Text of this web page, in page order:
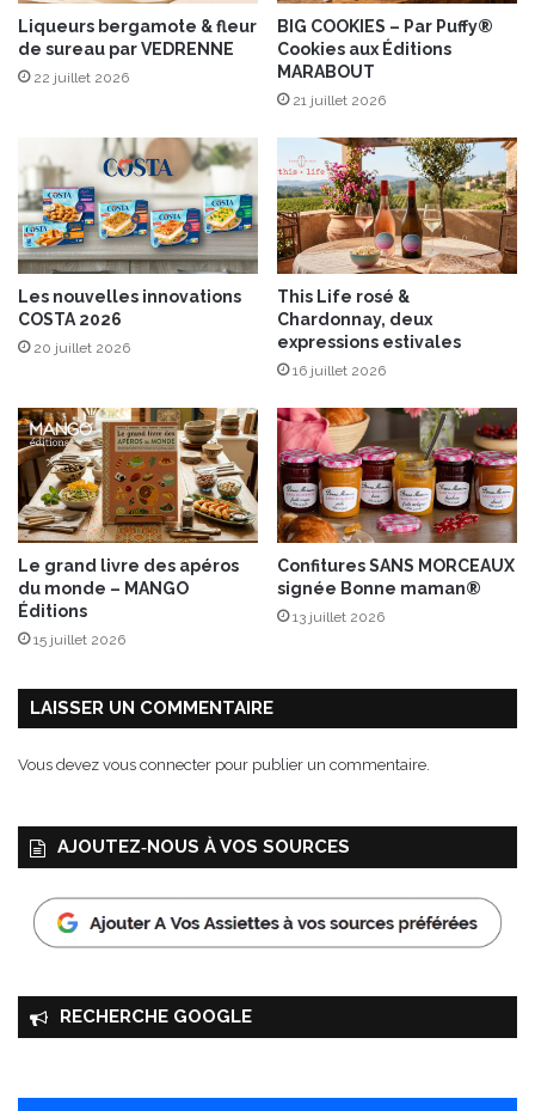
p
â
t
t
a
r
t
i
n
e
r
o
B
e
l
d
o
n
Liqueurs bergamote & fleur
de sureau par VEDRENNE
22 juillet 2026
BIG COOKIES – Par Puffy®
Cookies aux Éditions
MARABOUT
21 juillet 2026
Les nouvelles innovations
COSTA 2026
20 juillet 2026
This Life rosé &
Chardonnay, deux
expressions estivales
16 juillet 2026
Le grand livre des apéros
du monde – MANGO
Éditions
15 juillet 2026
Confitures SANS MORCEAUX
signée Bonne maman®
13 juillet 2026
LAISSER UN COMMENTAIRE
Vous devez vous connecter pour publier un commentaire.
AJOUTEZ‑NOUS À VOS SOURCES
RECHERCHE GOOGLE